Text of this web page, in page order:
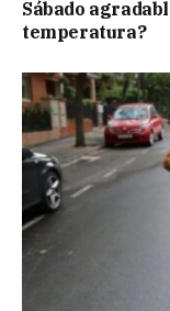
Sábado
temperatura?